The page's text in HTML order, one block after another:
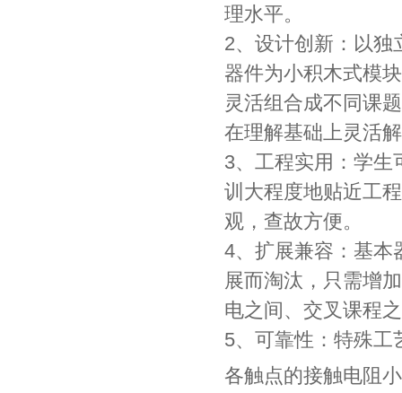
理水平。
2、设计创新：以独
器件为小积木式模
灵活组合成不同课
在理解基础上灵活
3、工程实用：学生
训大程度地贴近工
观，查故方便。
4、扩展兼容：基本
展而淘汰，只需增
电之间、交叉课程
5、可靠性：特殊工
各触点的接触电阻